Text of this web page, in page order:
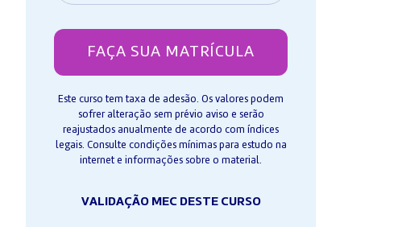
FAÇA SUA MATRÍCULA
Este curso tem taxa de adesão. Os valores podem
sofrer alteração sem prévio aviso e serão
reajustados anualmente de acordo com índices
legais. Consulte condições mínimas para estudo na
internet e informações sobre o material.
VALIDAÇÃO MEC DESTE CURSO